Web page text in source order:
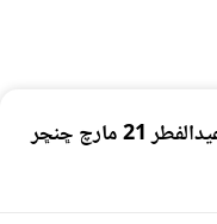
پاڪستان ۾ شوال جو چنڊ نظر نه آيو، عيدالفطر 21 مارچ ڇنڇر